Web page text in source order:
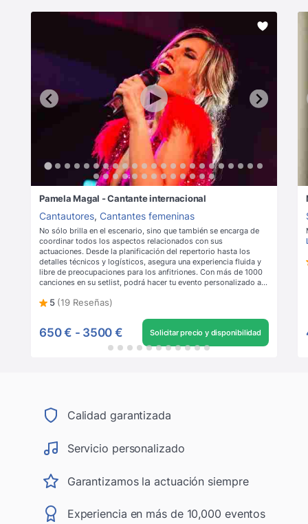
Pamela Magal - Cantante internacional
Cantautores, Cantantes femeninas
No sólo brilla en el escenario, sino que también se encarga de
coordinar todos los aspectos relacionados con sus
actuaciones. Desde la planificación del repertorio hasta los
detalles técnicos y logísticos, asegura una experiencia fluida y
libre de preocupaciones para los anfitriones. Con más de 1000
canciones en su setlist, podrá hacer tu evento personalizado a
5 (19 Reseñas)
650 € - 3500 € Solicitar precio y disponibilidad
Calidad garantizada
Servicio personalizado
Garantizamos la actuación siempre
Experiencia en más de 10,000 eventos